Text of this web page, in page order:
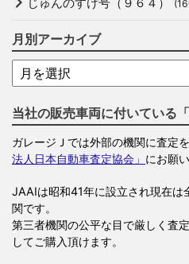
月別アーカイブ
当社の販売車両に付いている
ガレージＪでは外部の機関に査定
法人日本自動車査定協会」 にお願
JAAIは昭和41年に設立され現在は
関です。
第三者機関の公平な目で厳しく査
してご購入頂けます。